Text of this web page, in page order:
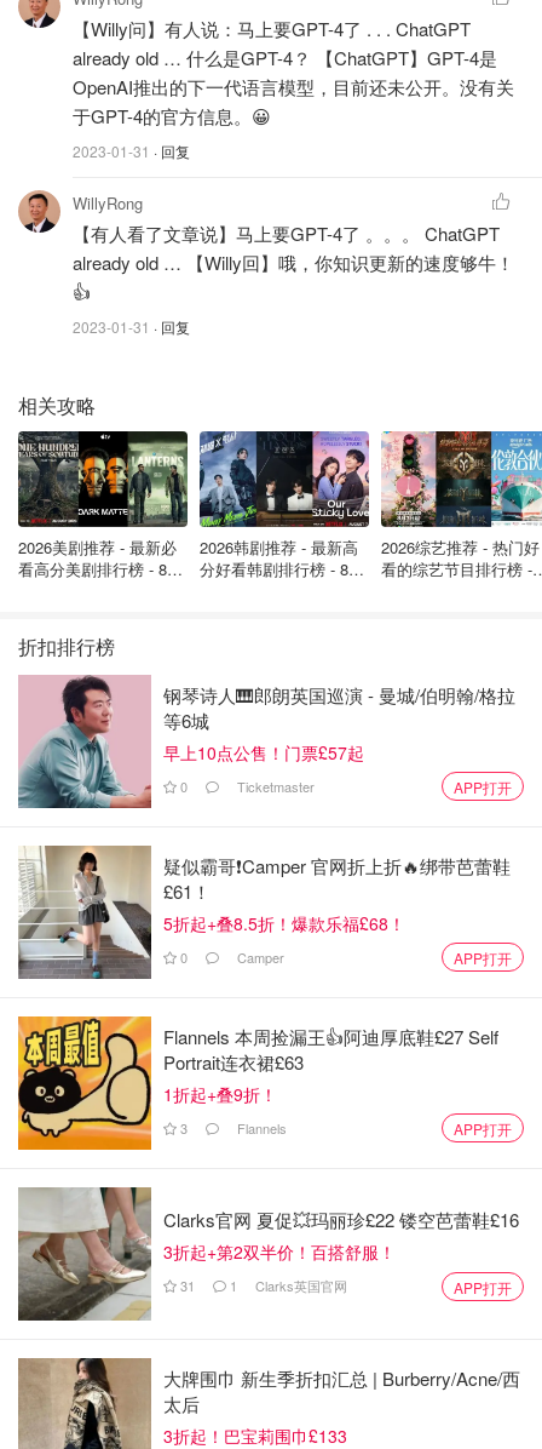
供用户搜索的相关结果，但不能对询问进行实际的理解。因
此，ChatGPT可以说是一个真正的人工智能，而Google搜
索引擎只是一种信息检索工具。
因此，ChatGPT有可能成为Google的最大威胁。随着人工
力，有可能在某些领域取代Google搜索引擎。因此，
Google需要不断加强自己的技术，以应对这种威胁。
下面听一听硅谷顶尖人工智能科学家凌棕等对ChatGPT 的8
类问题的讨论
（注：这里不让放“油管视频” 链接，感兴趣的朋友按下面的
提示，自己去“油管”搜吧）
ChatGPT会带来哪些商机？什么赛道先获得AI红利？
ChatGPT各个领域的应用前景及模式？怎样问让ChatGPT
给出满意回答？……太多关心的话题、精彩问答@科学家们
【Willy问】有人说：马上要GPT-4了 . . . ChatGPT
already old … 什么是GPT-4？ 【ChatGPT】GPT-4是
OpenAI推出的下一代语言模型，目前还未公开。没有关
于GPT-4的官方信息。😀
2023-01-31 · 回复
WillyRong
【有人看了文章说】马上要GPT-4了 。。。 ChatGPT
already old … 【Willy回】哦，你知识更新的速度够牛！
👍
2023-01-31 · 回复
相关攻略
2026美剧推荐 - 最新必
看高分美剧排行榜 - 8月
2026韩剧推荐 - 最新高
分好看韩剧排行榜 - 8月
2026综艺推荐 - 热门好
看的综艺节目排行榜 -
折扣排行榜
钢琴诗人🎹郎朗英国巡演 - 曼城/伯明翰/格拉
等6城
早上10点公售！门票£57起
0 Ticketmaster APP打开
疑似霸哥❗️Camper 官网折上折🔥绑带芭蕾鞋
£61！
5折起+叠8.5折！爆款乐福£68！
0 Camper APP打开
Flannels 本周捡漏王👍阿迪厚底鞋£27 Self
Portrait连衣裙£63
1折起+叠9折！
3 Flannels APP打开
Clarks官网 夏促💥玛丽珍£22 镂空芭蕾鞋£16
3折起+第2双半价！百搭舒服！
31 1 Clarks英国官网 APP打开
大牌围巾 新生季折扣汇总 | Burberry/Acne/西
太后
3折起！巴宝莉围巾£133